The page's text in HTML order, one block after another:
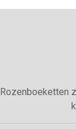
Rozenboeketten